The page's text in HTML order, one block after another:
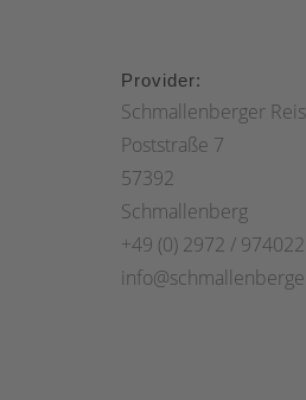
Provider:
Schmallenberger
Poststraße 7
57392
Schmallenberg
+49 (0) 2972 / 974022